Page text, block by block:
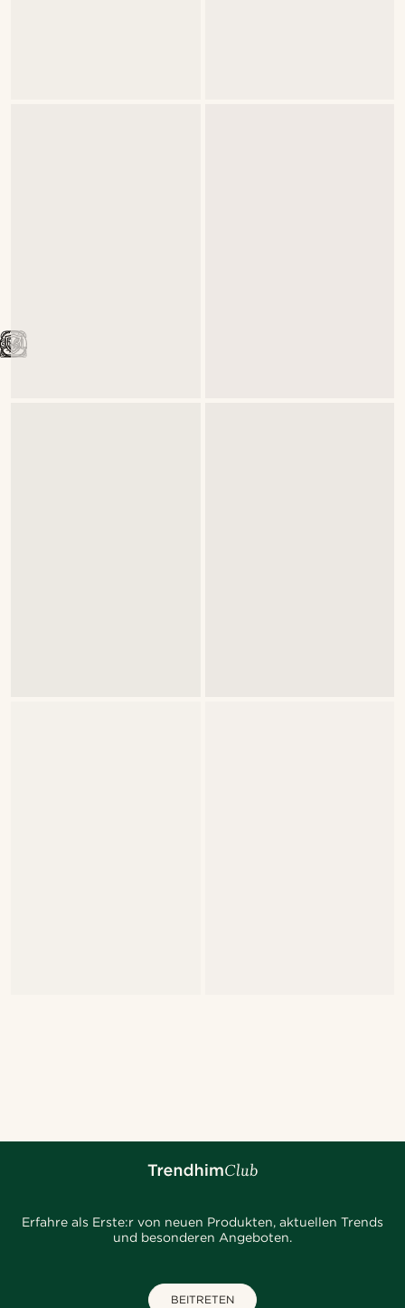
Erfahre als Erste:r von neuen Produkten, aktuellen Trends
und besonderen Angeboten.
BEITRETEN